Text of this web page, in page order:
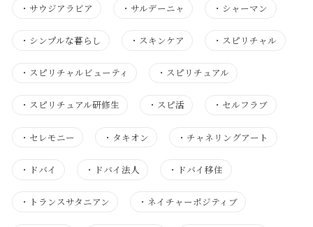
・ サウジアラビア ・ サルデーニャ ・ シャーマン
・ シンプルな暮らし ・ スキンケア ・ スピリチャル
・ スピリチャルビューティ ・ スピリチュアル
・ スピリチュアル研修生 ・ スピ活 ・ セルフラブ
・ セレモニー ・ タキオン ・ チャネリングアート
・ ドバイ ・ ドバイ法人 ・ ドバイ移住
・ トランスサタニアン ・ ネイチャーポジティブ